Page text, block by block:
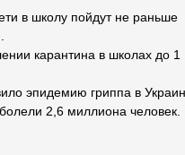
в школу пойдут не раньше
карантина в школах до 1
эпидемию гриппа в
2,6 миллиона человек.